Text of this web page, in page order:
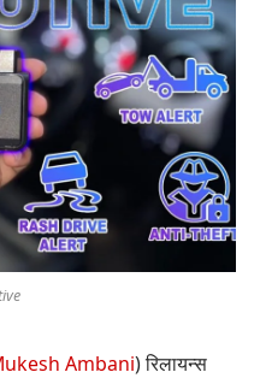
Ambani) रिलायन्स